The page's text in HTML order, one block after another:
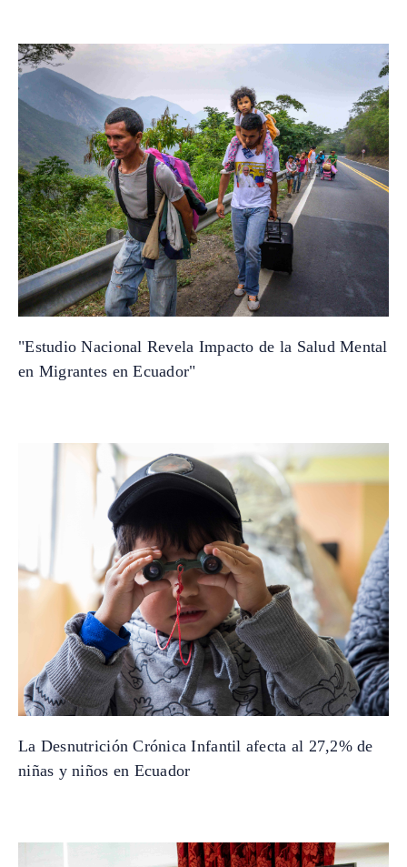
"Estudio Nacional Revela Impacto de la Salud Mental
en Migrantes en Ecuador"
La Desnutrición Crónica Infantil afecta al 27,2% de
niñas y niños en Ecuador